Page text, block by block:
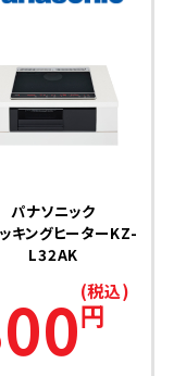
パナソニック
キングヒーターKZ-
L32AK
円
(税込)